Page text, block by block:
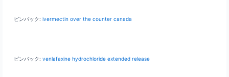
ピンバック: ivermectin over the counter canada
ピンバック: venlafaxine hydrochloride extended release